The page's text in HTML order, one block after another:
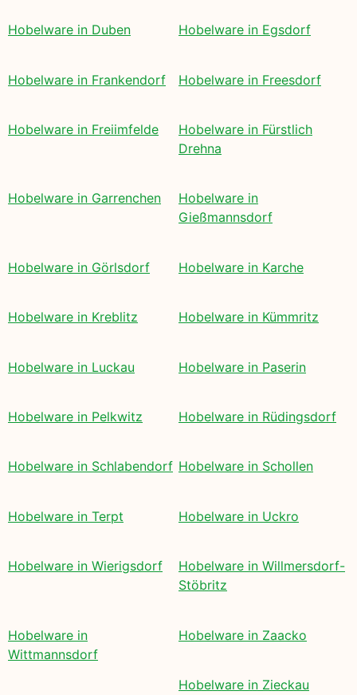
Hobelware in Duben Hobelware in Egsdorf
Hobelware in Frankendorf Hobelware in Freesdorf
Hobelware in Freiimfelde
Hobelware in Fürstlich
Drehna
Hobelware in Garrenchen
Hobelware in
Gießmannsdorf
Hobelware in Görlsdorf Hobelware in Karche
Hobelware in Kreblitz Hobelware in Kümmritz
Hobelware in Luckau Hobelware in Paserin
Hobelware in Pelkwitz Hobelware in Rüdingsdorf
Hobelware in Schlabendorf Hobelware in Schollen
Hobelware in Terpt Hobelware in Uckro
Hobelware in Wierigsdorf
Hobelware in Willmersdorf-
Stöbritz
Hobelware in
Wittmannsdorf
Hobelware in Zaacko
Hobelware in Zieckau